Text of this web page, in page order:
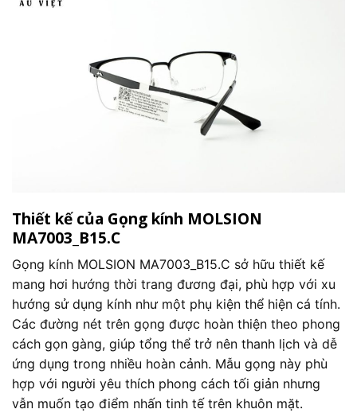
Thiết kế của Gọng kính MOLSION
MA7003_B15.C
Gọng kính MOLSION MA7003_B15.C sở hữu thiết kế
mang hơi hướng thời trang đương đại, phù hợp với xu
hướng sử dụng kính như một phụ kiện thể hiện cá tính.
Các đường nét trên gọng được hoàn thiện theo phong
cách gọn gàng, giúp tổng thể trở nên thanh lịch và dễ
ứng dụng trong nhiều hoàn cảnh. Mẫu gọng này phù
hợp với người yêu thích phong cách tối giản nhưng
vẫn muốn tạo điểm nhấn tinh tế trên khuôn mặt.